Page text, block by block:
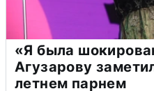
«Я была
Агузарову
летнем парнем